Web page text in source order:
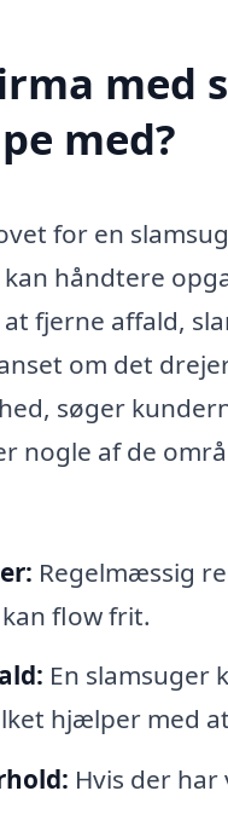
med
med?
for en
håndtere
fjerne affald,
om det
søger
nogle af de
Regelmæssig
flow frit.
En slamsuger
hjælper med
Hvis der